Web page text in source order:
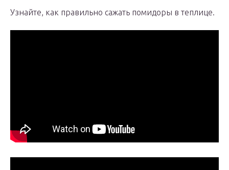
Узнайте, как правильно сажать помидоры в теплице.